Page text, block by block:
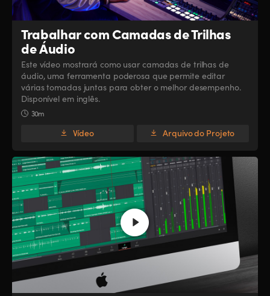
Trabalhar com Camadas de Trilhas
de Áudio
Este vídeo mostrará como usar camadas de trilhas de
áudio, uma ferramenta poderosa que permite editar
várias tomadas juntas para obter o melhor desempenho.
Disponível em inglês.
30m
Vídeo Arquivo do Projeto